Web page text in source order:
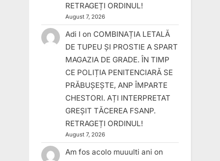
RETRAGEȚI ORDINUL!
August 7, 2026
Adi I on COMBINAȚIA LETALĂ
DE TUPEU ȘI PROSTIE A SPART
MAGAZIA DE GRADE. ÎN TIMP
CE POLIȚIA PENITENCIARĂ SE
PRĂBUȘEȘTE, ANP ÎMPARTE
CHESTORI. AȚI INTERPRETAT
GREȘIT TĂCEREA FSANP.
RETRAGEȚI ORDINUL!
August 7, 2026
Am fos acolo muuulti ani on